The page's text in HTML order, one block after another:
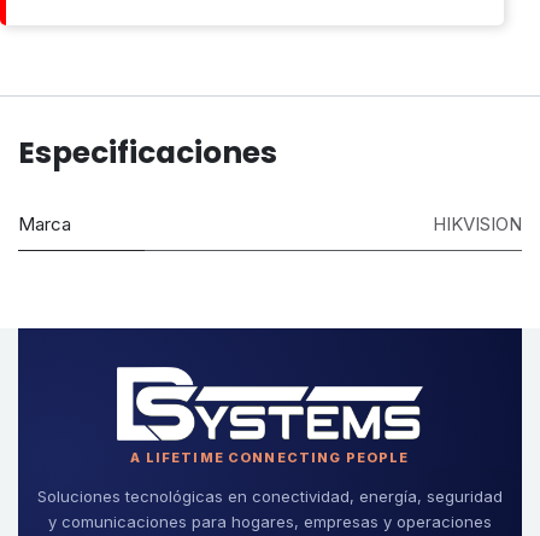
Especificaciones
Marca HIKVISION
A LIFETIME CONNECTING PEOPLE
Soluciones tecnológicas en conectividad, energía, seguridad
y comunicaciones para hogares, empresas y operaciones